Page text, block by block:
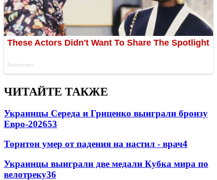
ЧИТАЙТЕ ТАКЖЕ
Украинцы Середа и Гриценко выиграли бронзу
Евро-202653
Торнтон умер от падения на настил - врач4
Украинцы выиграли две медали Кубка мира по
велотреку36